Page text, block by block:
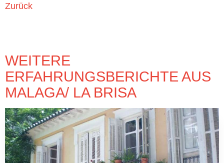
Zurück
WEITERE
ERFAHRUNGSBERICHTE AUS
MALAGA/ LA BRISA